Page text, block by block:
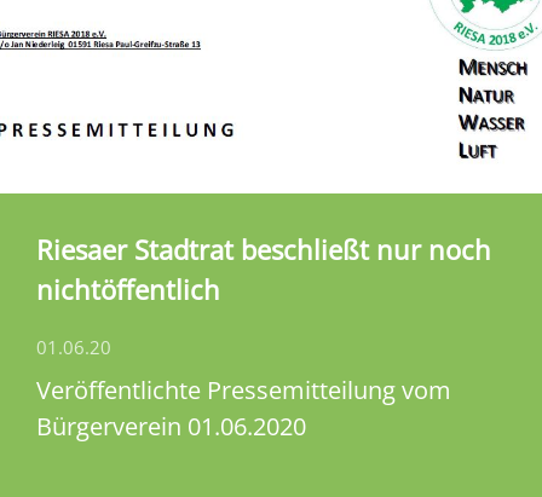
Riesaer Stadtrat beschließt nur noch
nichtöffentlich
01.06.20
Veröffentlichte Pressemitteilung vom
Bürgerverein 01.06.2020